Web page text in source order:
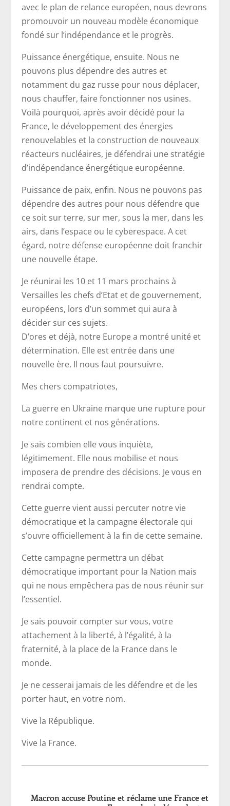
avec le plan de relance européen, nous devrons
promouvoir un nouveau modèle économique
fondé sur l’indépendance et le progrès.
Puissance énergétique, ensuite. Nous ne
pouvons plus dépendre des autres et
notamment du gaz russe pour nous déplacer,
nous chauffer, faire fonctionner nos usines.
Voilà pourquoi, après avoir décidé pour la
France, le développement des énergies
renouvelables et la construction de nouveaux
réacteurs nucléaires, je défendrai une stratégie
d’indépendance énergétique européenne.
Puissance de paix, enfin. Nous ne pouvons pas
dépendre des autres pour nous défendre que
ce soit sur terre, sur mer, sous la mer, dans les
airs, dans l’espace ou le cyberespace. A cet
égard, notre défense européenne doit franchir
une nouvelle étape.
Je réunirai les 10 et 11 mars prochains à
Versailles les chefs d’Etat et de gouvernement,
européens, lors d’un sommet qui aura à
décider sur ces sujets.
D’ores et déjà, notre Europe a montré unité et
détermination. Elle est entrée dans une
nouvelle ère. Il nous faut poursuivre.
Mes chers compatriotes,
La guerre en Ukraine marque une rupture pour
notre continent et nos générations.
Je sais combien elle vous inquiète,
légitimement. Elle nous mobilise et nous
imposera de prendre des décisions. Je vous en
rendrai compte.
Cette guerre vient aussi percuter notre vie
démocratique et la campagne électorale qui
s’ouvre officiellement à la fin de cette semaine.
Cette campagne permettra un débat
démocratique important pour la Nation mais
qui ne nous empêchera pas de nous réunir sur
l’essentiel.
Je sais pouvoir compter sur vous, votre
attachement à la liberté, à l’égalité, à la
fraternité, à la place de la France dans le
monde.
Je ne cesserai jamais de les défendre et de les
porter haut, en votre nom.
Vive la République.
Vive la France.
Macron accuse Poutine et réclame une France et